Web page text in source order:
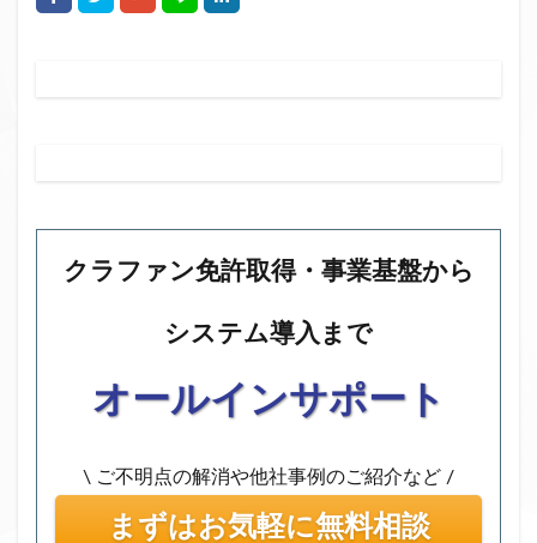
クラファン免許取得・事業基盤から
システム導入まで
オールインサポート
\ ご不明点の解消や他社事例のご紹介など /
まずはお気軽に無料相談